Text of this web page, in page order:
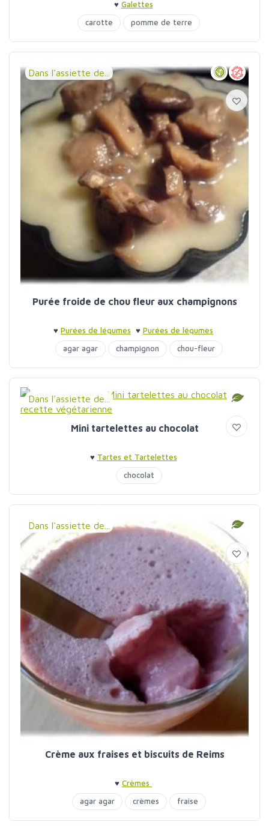
♥ Galettes
carotte
pomme de terre
Dans l'assiette de...
Purée froide de chou fleur aux champignons
♥ Purées de légumes ♥ Purées de légumes
agar agar
champignon chou-fleur
Dans l'assiette de...
Mini tartelettes au chocolat
♥ Tartes et Tartelettes
chocolat
Dans l'assiette de...
Crème aux fraises et biscuits de Reims
♥ Crèmes
agar agar
crèmes fraise